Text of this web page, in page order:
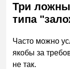
Три
типа
Часто можно
якобы за
не так.